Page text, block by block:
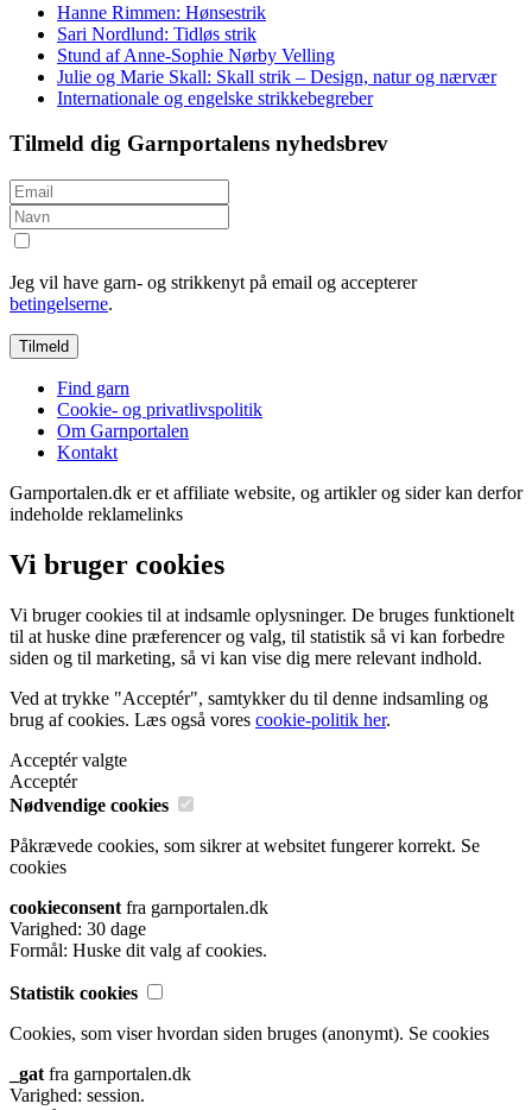
Hanne Rimmen: Hønsestrik
Sari Nordlund: Tidløs strik
Stund af Anne-Sophie Nørby Velling
Julie og Marie Skall: Skall strik – Design, natur og nærvær
Internationale og engelske strikkebegreber
Tilmeld dig Garnportalens nyhedsbrev
Jeg vil have garn- og strikkenyt på email og accepterer
betingelserne.
Find garn
Cookie- og privatlivspolitik
Om Garnportalen
Kontakt
Garnportalen.dk er et affiliate website, og artikler og sider kan derfor
indeholde reklamelinks
Vi bruger cookies
Vi bruger cookies til at indsamle oplysninger. De bruges funktionelt
til at huske dine præferencer og valg, til statistik så vi kan forbedre
siden og til marketing, så vi kan vise dig mere relevant indhold.
Ved at trykke "Acceptér", samtykker du til denne indsamling og
brug af cookies. Læs også vores cookie-politik her.
Acceptér valgte
Acceptér
Nødvendige cookies
Påkrævede cookies, som sikrer at websitet fungerer korrekt. Se
cookies
cookieconsent fra garnportalen.dk
Varighed: 30 dage
Formål: Huske dit valg af cookies.
Statistik cookies
Cookies, som viser hvordan siden bruges (anonymt). Se cookies
_gat fra garnportalen.dk
Varighed: session.